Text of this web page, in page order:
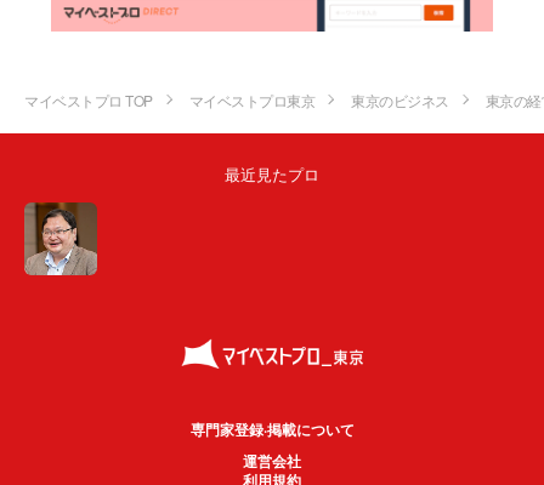
マイベストプロ TOP マイベストプロ東京 東京のビジネス 東京の
最近見たプロ
専門家登録·掲載について
運営会社
利用規約